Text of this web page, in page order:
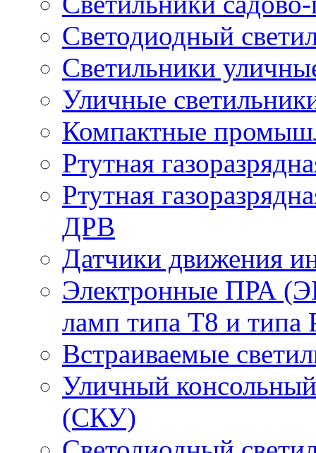
Светодиодный
Светильники
Уличные
Компактные
Ртутная
Ртутная
ДРВ
Датчики движения
Электронные ПРА
ламп типа Т8 и типа
Встраиваемые
Уличный
(СКУ)